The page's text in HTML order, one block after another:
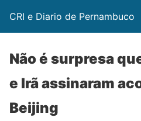
CRI e Diario de Pernambuco
Não é surpresa
e Irã assinaram
Beijing